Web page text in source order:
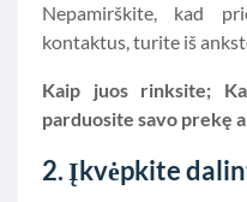
Nepamirškite, kad
kontaktus, turite iš
Kaip juos rinksite;
parduosite savo prekę
2. Įkvėpkite